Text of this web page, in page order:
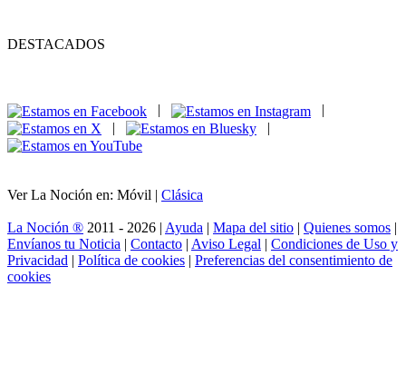
DESTACADOS
|
|
Ver La Noción en: Móvil | Clásica
La Noción ® 2011 - 2026 | Ayuda | Mapa del sitio | Quienes somos |
Envíanos tu Noticia | Contacto | Aviso Legal | Condiciones de Uso y
Privacidad | Política de cookies | Preferencias del consentimiento de
cookies